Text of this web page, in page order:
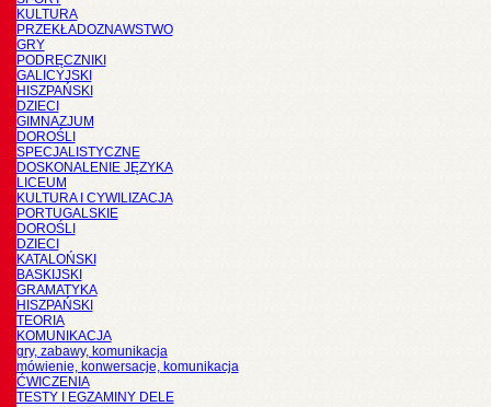
KULTURA
PRZEKŁADOZNAWSTWO
GRY
PODRĘCZNIKI
GALICYJSKI
HISZPAŃSKI
DZIECI
GIMNAZJUM
DOROŚLI
SPECJALISTYCZNE
DOSKONALENIE JĘZYKA
LICEUM
KULTURA I CYWILIZACJA
PORTUGALSKIE
DOROŚLI
DZIECI
KATALOŃSKI
BASKIJSKI
GRAMATYKA
HISZPAŃSKI
TEORIA
KOMUNIKACJA
gry, zabawy, komunikacja
mówienie, konwersacje, komunikacja
ĆWICZENIA
TESTY I EGZAMINY DELE